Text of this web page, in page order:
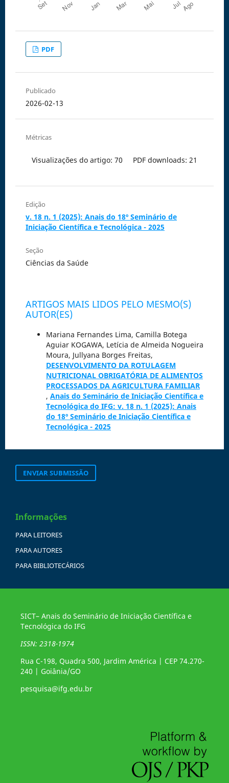
PDF
Publicado
2026-02-13
Métricas
Visualizações do artigo: 70 PDF downloads: 21
Edição
v. 18 n. 1 (2025): Anais do 18º Seminário de
Iniciação Científica e Tecnológica - 2025
Seção
Ciências da Saúde
ARTIGOS MAIS LIDOS PELO MESMO(S)
AUTOR(ES)
Mariana Fernandes Lima, Camilla Botega
Aguiar KOGAWA, Letícia de Almeida Nogueira
Moura, Jullyana Borges Freitas,
DESENVOLVIMENTO DA ROTULAGEM
NUTRICIONAL OBRIGATÓRIA DE ALIMENTOS
PROCESSADOS DA AGRICULTURA FAMILIAR
, Anais do Seminário de Iniciação Científica e
Tecnológica do IFG: v. 18 n. 1 (2025): Anais
do 18º Seminário de Iniciação Científica e
Tecnológica - 2025
ENVIAR SUBMISSÃO
Informações
PARA LEITORES
PARA AUTORES
PARA BIBLIOTECÁRIOS
SICT– Anais do Seminário de Iniciação Científica e
Tecnológica do IFG
ISSN: 2318-1974
Rua C-198, Quadra 500, Jardim América | CEP 74.270-
240 | Goiânia/GO
pesquisa@ifg.edu.br